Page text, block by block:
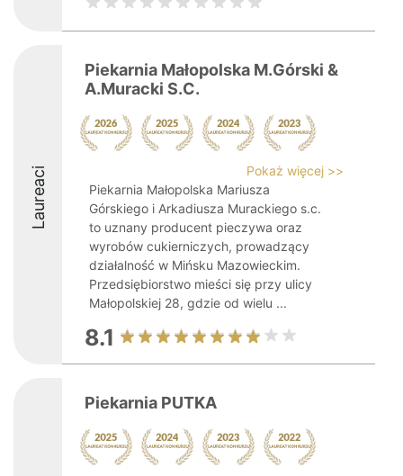
Laureaci
Piekarnia Małopolska M.Górski &
A.Muracki S.C.
Pokaż więcej >>
Piekarnia Małopolska Mariusza
Górskiego i Arkadiusza Murackiego s.c.
to uznany producent pieczywa oraz
wyrobów cukierniczych, prowadzący
działalność w Mińsku Mazowieckim.
Przedsiębiorstwo mieści się przy ulicy
Małopolskiej 28, gdzie od wielu ...
8.1
Piekarnia PUTKA